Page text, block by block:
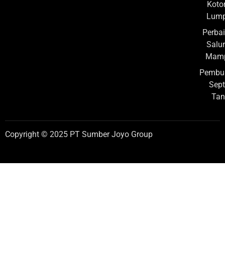
Copyright © 2025 PT Sumber Joyo Group